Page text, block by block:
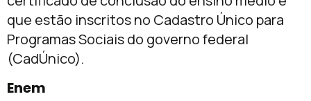
que estão inscritos no Cadastro Único para
Programas Sociais do governo federal
(CadÚnico).
Enem